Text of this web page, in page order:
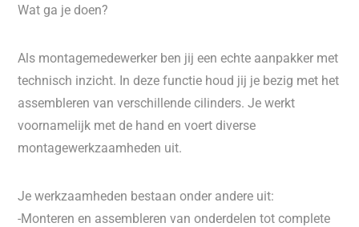
Wat ga je doen?
Als montagemedewerker ben jij een echte aanpakker met
technisch inzicht. In deze functie houd jij je bezig met het
assembleren van verschillende cilinders. Je werkt
voornamelijk met de hand en voert diverse
montagewerkzaamheden uit.
Je werkzaamheden bestaan onder andere uit:
-Monteren en assembleren van onderdelen tot complete